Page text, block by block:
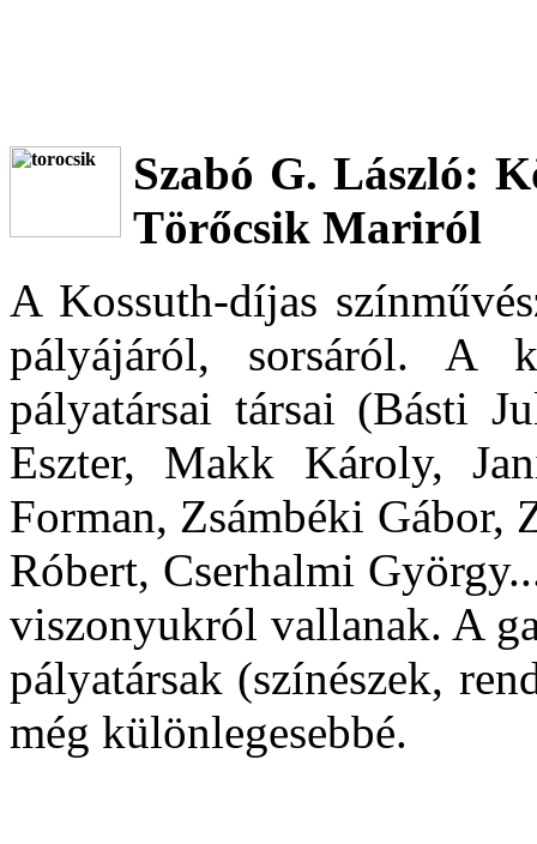
Szabó G. László:
Törőcsik Mariról
A Kossuth-díjas
pályájáról, sorsáról. A
pályatársai társai (Básti
Eszter, Makk Károly,
Forman, Zsámbéki
Róbert, Cserhalmi
viszonyukról vallanak. A
pályatársak (színészek,
még különlegesebbé.